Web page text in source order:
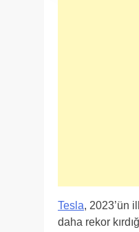
Tesla, 2023’ün
daha rekor